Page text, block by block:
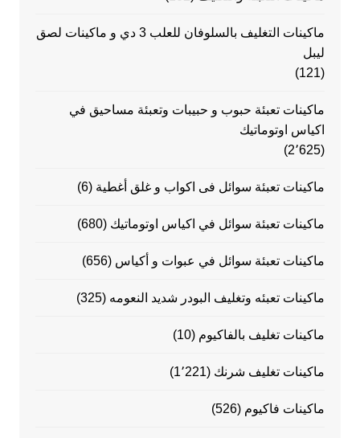
ماكينات التغليف بالسلوفان للعلب 3 دي و ماكينات لصق
ليبل
(121)
ماكينات تعبئة حبوب و حبيبات وتعبئة مساحيق في
اكياس اوتوماتيك
(2٬625)
ماكينات تعبئة سوائل فى اكواب و غلق أغطية (6)
ماكينات تعبئة سوائل في اكياس اوتوماتيك (680)
ماكينات تعبئة سوائل في عبوات و أكياس (656)
ماكينات تعبئه وتغليف البودر شديد النعومه (325)
ماكينات تغليف بالفاكيوم (10)
ماكينات تغليف شرنك (1٬221)
ماكينات فاكيوم (526)